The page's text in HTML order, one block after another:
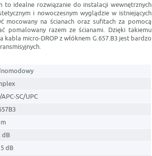
to idealne rozwiązanie do instalacji wewnętrznych
i nowoczesnym wyglądzie w istniejących
mocowany na ścianach oraz sufitach za pomocą
pomalowany razem ze ścianami. Dzięki takiemu
micro-DROP z włóknem G.657.B3 jest bardzo
APC-SC/UPC
dB
dB